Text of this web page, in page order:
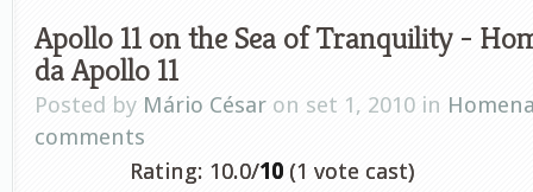
Apollo 11 on the Sea of Tranquility -
da Apollo 11
Posted by Mário César on set 1, 2010 in
comments
Rating: 10.0/10 (1 vote cast)